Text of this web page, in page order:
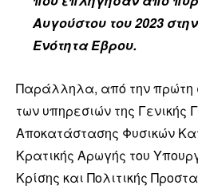
Αυγούστου του 2023
Ενότητα Έβρου.
Παράλληλα, από την πρώτη
των υπηρεσιών της Γενικής
Αποκατάστασης Φυσικών
Κρατικής Αρωγής του
Κρίσης και Πολιτικής